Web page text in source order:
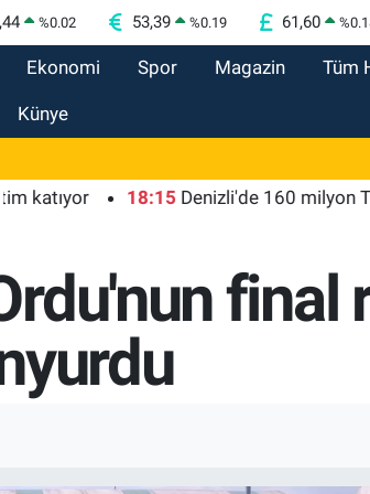
%0.02 53,39 %0.19 61,60 %
Ekonomi Spor Magazin Tüm
Künye
18:15 Denizli'de 160 milyon TL'lik alt
final